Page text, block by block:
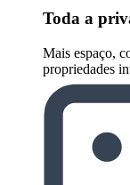
Toda a
Mais espaço,
propriedades